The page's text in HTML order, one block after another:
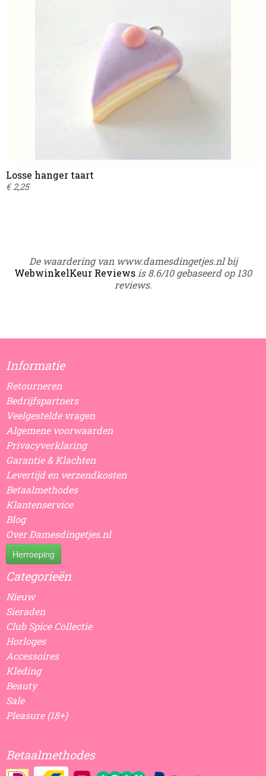
Losse hanger taart
€ 2,25
De waardering van www.damesdingetjes.nl bij
WebwinkelKeur Reviews is 8.6/10 gebaseerd op 130
reviews.
Informatie
Retourneren
Bedrijfspartners
Veelgestelde vragen
Algemene voorwaarden
Privacyverklaring
Garantie & Klachten
Levertijd en verzendkosten
Betaalmethodes
Klantenservice
Blog
Over Damesdingetjes.nl
Herroeping
Categorieën
Nieuw
Sieraden
Club Spice Collectie
Horloges
Accessoires
Kleding
Beauty
Sale
Pleasure (18+)
Betaalmethodes